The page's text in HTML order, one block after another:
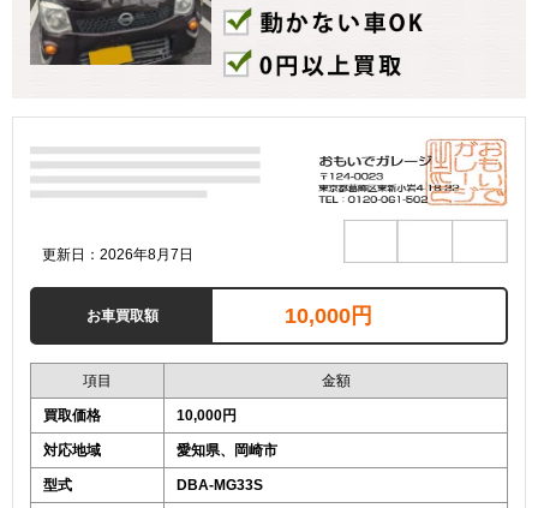
更新日：2026年8月7日
お車買取額 10,000円
項目 金額
買取価格 10,000円
対応地域 愛知県、岡崎市
型式 DBA-MG33S